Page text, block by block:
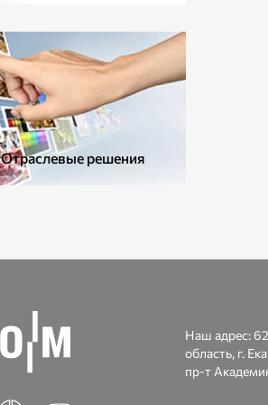
Отраслевые решения
Наш адрес:
область, г.
пр-т